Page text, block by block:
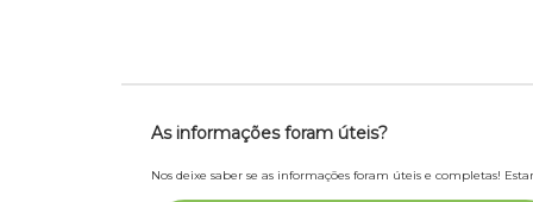
As informações foram úteis?
Nos deixe saber se as informações foram úteis e completas!